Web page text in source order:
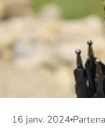
16 janv. 2024